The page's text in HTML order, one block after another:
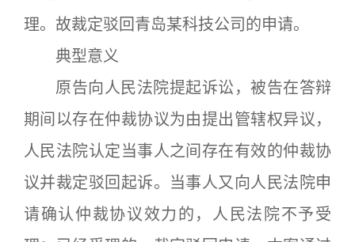
理。故裁定驳回青岛某科技公司的申请。
典型意义
原告向人民法院提起诉讼，被告在答辩
期间以存在仲裁协议为由提出管辖权异议，
人民法院认定当事人之间存在有效的仲裁协
议并裁定驳回起诉。当事人又向人民法院申
请确认仲裁协议效力的，人民法院不予受